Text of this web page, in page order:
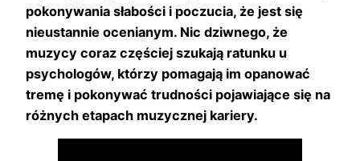
pokonywania słabości i poczucia, że jest się
nieustannie ocenianym. Nic dziwnego, że
muzycy coraz częściej szukają ratunku u
psychologów, którzy pomagają im opanować
tremę i pokonywać trudności pojawiające się na
różnych etapach muzycznej kariery.